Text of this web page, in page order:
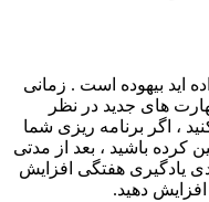
اید بیهوده است . زمانی
های جدید در نظر
، اگر برنامه ریزی شما
باشید ، بعد از مدتی
یادگیری هفتگی افزایش
دهید.